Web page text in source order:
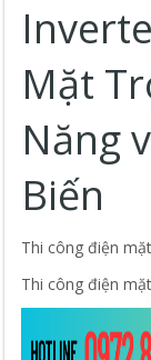
Mặt
Năng
Biến
Thi công điện
Thi công điện